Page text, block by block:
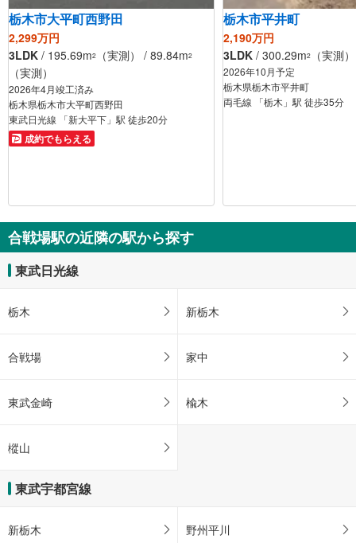
栃木市大平町西野田
2,299万円
3LDK / 195.69m2 （実測） / 89.84m2
（実測）
2026年4月竣工済み
栃木県栃木市大平町西野田
東武日光線 「新大平下」駅 徒歩20分
成約でもらえる
栃木市平井町
2,190万円
3LDK / 300.29m2 （実測
2026年10月予定
栃木県栃木市平井町
両毛線 「栃木」駅 徒歩35分
合戦場駅の近隣の駅から探す
東武日光線
栃木 新栃木
合戦場 家中
東武金崎 楡木
樅山
東武宇都宮線
新栃木 野州平川